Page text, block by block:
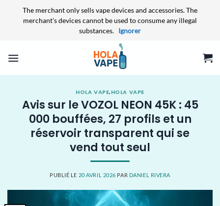
The merchant only sells vape devices and accessories. The
merchant's devices cannot be used to consume any illegal
substances. Ignorer
HOLA VAPE,HOLA VAPE
Avis sur le VOZOL NEON 45K : 45
000 bouffées, 27 profils et un
réservoir transparent qui se
vend tout seul
PUBLIÉ LE 20 AVRIL 2026 PAR DANIEL RIVERA